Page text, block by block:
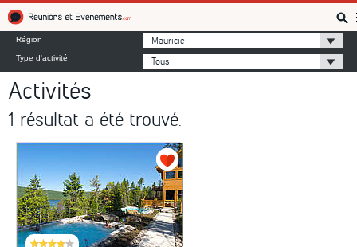
Région Mauricie
Type d'activité Tous
Activités
1 résultat a été trouvé.